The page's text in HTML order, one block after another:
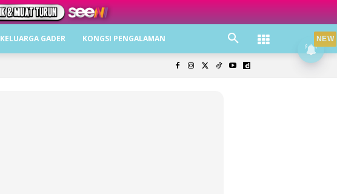
KELUARGA GADER KONGSI PENGALAMAN NEW